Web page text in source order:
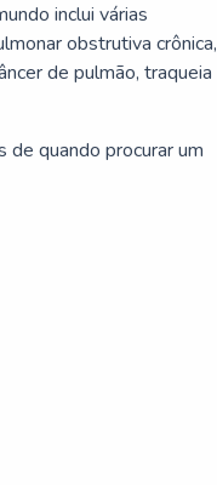
inclui várias
obstrutiva crônica,
de pulmão, traqueia
quando procurar um